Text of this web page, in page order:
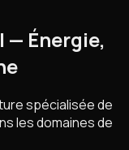
— Énergie,
spécialisée de
les domaines de